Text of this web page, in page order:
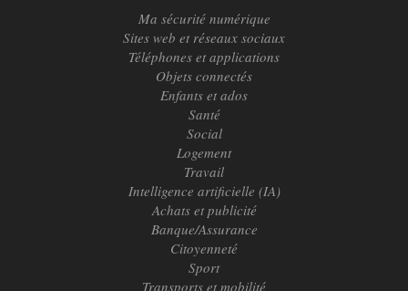
Ma sécurité numérique
Sites web et réseaux sociaux
Téléphones et applications
Objets connectés
Enfants et ados
Santé
Social
Logement
Travail
Intelligence artificielle (IA)
Achats et publicité
Banque/Assurance
Citoyenneté
Sport
Transports et mobilité